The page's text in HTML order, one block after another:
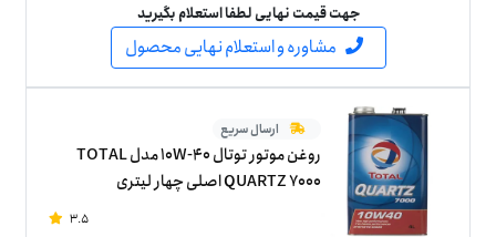
جهت قیمت نهایی لطفا استعلام بگیرید
مشاوره و استعلام نهایی محصول
ارسال سریع
روغن موتور توتال 10W-40 مدل TOTAL
QUARTZ 7000 اصلی چهار لیتری
3.5